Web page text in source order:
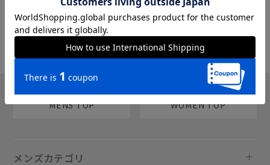
MENS TOP WOMEN TOP
メンズカテゴリ